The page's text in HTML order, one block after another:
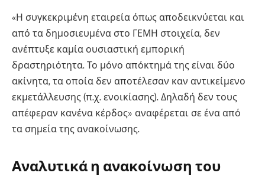
«Η συγκεκριμένη εταιρεία όπως αποδεικνύεται και
από τα δημοσιευμένα στο ΓΕΜΗ στοιχεία, δεν
ανέπτυξε καμία ουσιαστική εμπορική
δραστηριότητα. Το μόνο απόκτημά της είναι δύο
ακίνητα, τα οποία δεν αποτέλεσαν καν αντικείμενο
εκμετάλλευσης (π.χ. ενοικίασης). Δηλαδή δεν τους
απέφεραν κανένα κέρδος» αναφέρεται σε ένα από
τα σημεία της ανακοίνωσης.
Αναλυτικά η ανακοίνωση του